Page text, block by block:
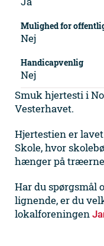
Mulighed for
Nej
Handicapvenlig
Nej
Smuk hjertesti i
Vesterhavet.
Hjertestien er
Skole, hvor
hænger på
Har du spørgsmål
lignende, er du
lokalforeningen